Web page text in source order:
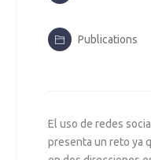
Publications
El uso de redes
presenta un reto ya